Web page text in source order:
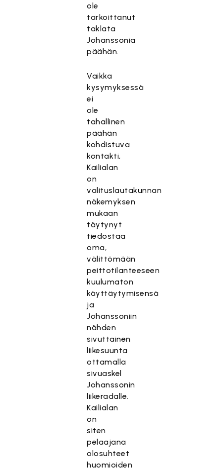
ole
tarkoittanut
taklata
Johanssonia
päähän.
Vaikka
kysymyksessä
ei
ole
tahallinen
päähän
kohdistuva
kontakti,
Kailialan
on
valituslautakunnan
näkemyksen
mukaan
täytynyt
tiedostaa
oma,
välittömään
peittotilanteeseen
kuulumaton
käyttäytymisensä
ja
Johanssoniin
nähden
sivuttainen
liikesuunta
ottamalla
sivuaskel
Johanssonin
liikeradalle.
Kailialan
on
siten
pelaajana
olosuhteet
huomioiden